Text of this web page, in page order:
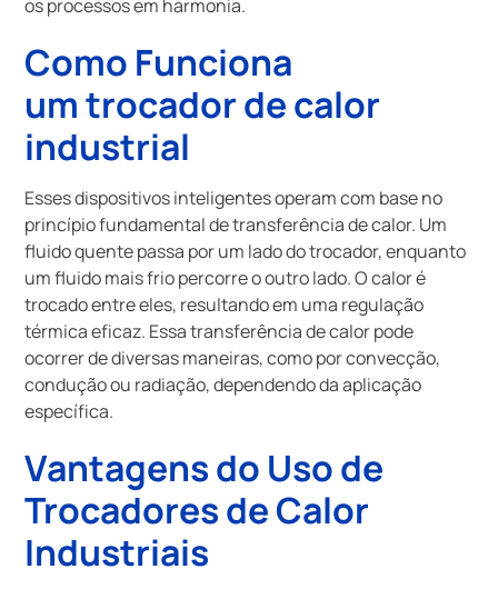
os processos em harmonia.
Como Funciona
umtrocador de calor
industrial
Esses dispositivos inteligentes operam com base no
princípio fundamental de transferência de calor. Um
fluido quente passa por um lado do trocador, enquanto
um fluido mais frio percorre o outro lado. O calor é
trocado entre eles, resultando em uma regulação
térmica eficaz. Essa transferência de calor pode
ocorrer de diversas maneiras, como por convecção,
condução ou radiação, dependendo da aplicação
específica.
Vantagens do Uso de
Trocadores de Calor
Industriais